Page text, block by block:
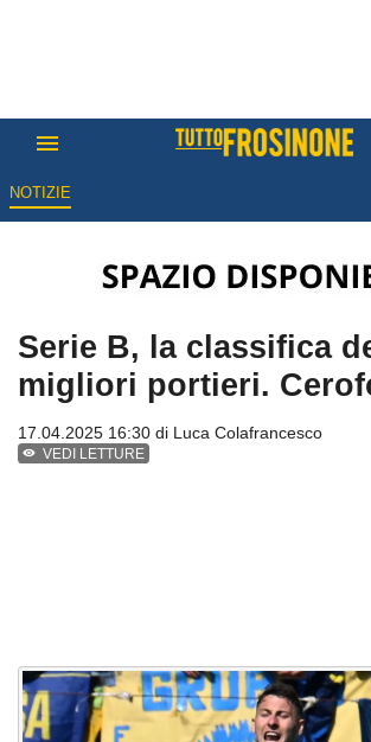
NOTIZIE
Serie B, la classifica
migliori portieri.
17.04.2025 16:30 di Luca Colafrancesco
VEDI LETTURE